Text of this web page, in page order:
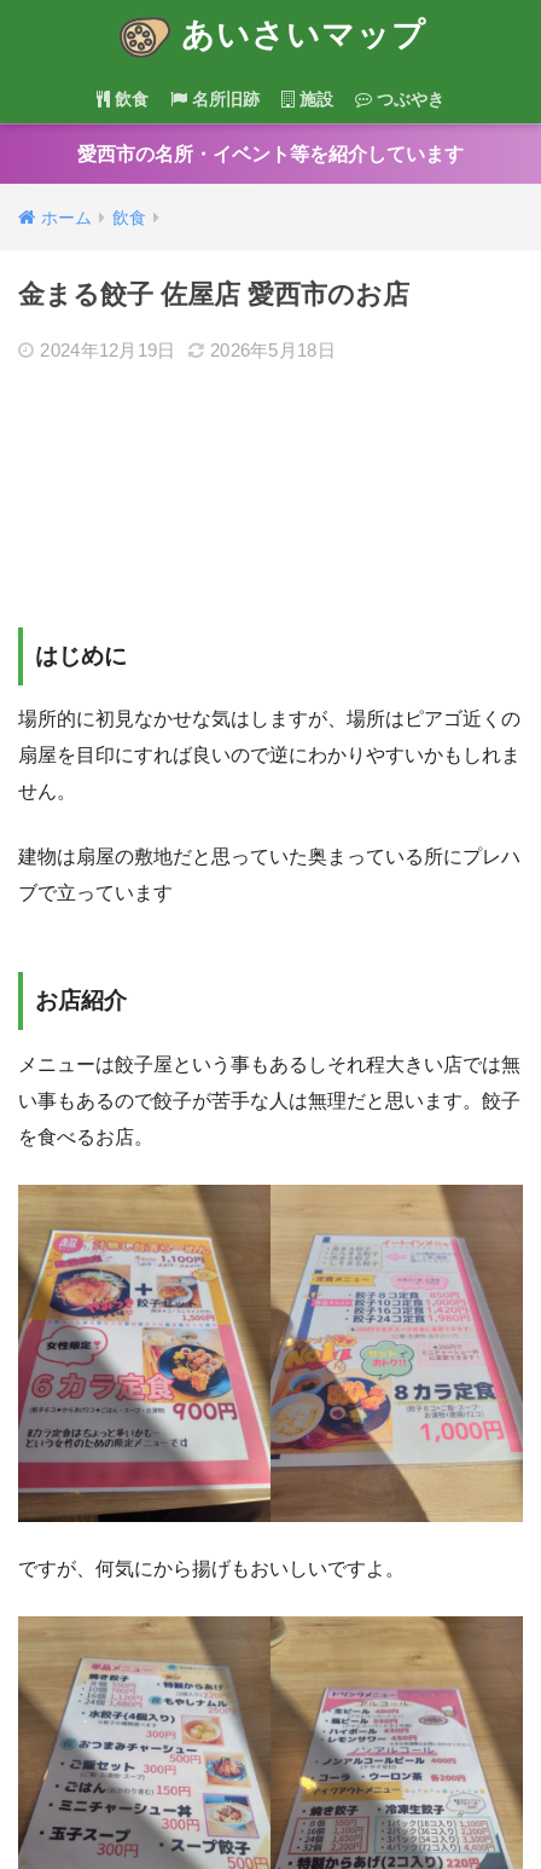
あいさいマップ
飲食 名所旧跡 施設 つぶやき
愛西市の名所・イベント等を紹介しています
ホーム 飲食
金まる餃子 佐屋店 愛西市のお店
2024年12月19日 2026年5月18日
はじめに
場所的に初見なかせな気はしますが、場所はピアゴ近くの
扇屋を目印にすれば良いので逆にわかりやすいかもしれま
せん。
建物は扇屋の敷地だと思っていた奥まっている所にプレハ
ブで立っています
お店紹介
メニューは餃子屋という事もあるしそれ程大きい店では無
い事もあるので餃子が苦手な人は無理だと思います。餃子
を食べるお店。
ですが、何気にから揚げもおいしいですよ。